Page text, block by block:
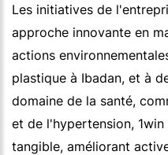
Les initiatives de
approche innovante en
actions
plastique à Ibadan, et à
domaine de la santé,
et de l'hypertension,
tangible, améliorant